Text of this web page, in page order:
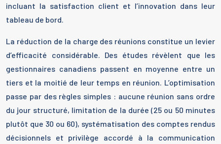
incluant la satisfaction client et l’innovation dans leur
tableau de bord.
La réduction de la charge des réunions constitue un levier
d’efficacité considérable. Des études révèlent que les
gestionnaires canadiens passent en moyenne entre un
tiers et la moitié de leur temps en réunion. L’optimisation
passe par des règles simples : aucune réunion sans ordre
du jour structuré, limitation de la durée (25 ou 50 minutes
plutôt que 30 ou 60), systématisation des comptes rendus
décisionnels et privilège accordé à la communication